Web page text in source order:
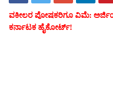
ವಕೀಲರ ಪೋಷಕರಿಗೂ ವಿಮೆ:
ಕರ್ನಾಟಕ ಹೈಕೋರ್ಟ್‌!